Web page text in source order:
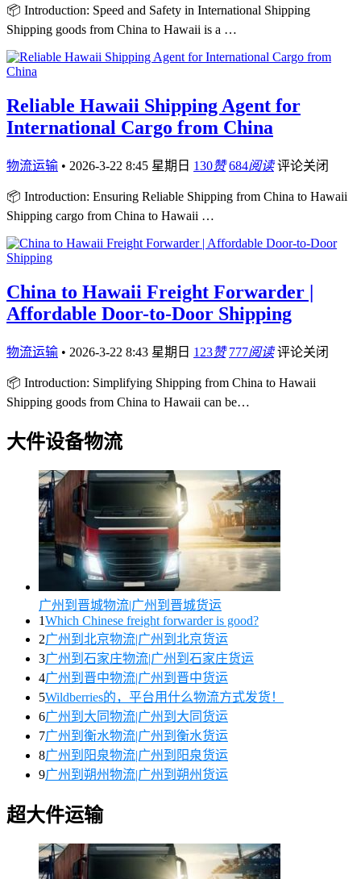
📦 Introduction: Speed and Safety in International Shipping
Shipping goods from China to Hawaii is a …
Reliable Hawaii Shipping Agent for
International Cargo from China
物流运输 • 2026-3-22 8:45 星期日 130赞 684阅读 评论关闭
📦 Introduction: Ensuring Reliable Shipping from China to Hawaii
Shipping cargo from China to Hawaii …
China to Hawaii Freight Forwarder |
Affordable Door-to-Door Shipping
物流运输 • 2026-3-22 8:43 星期日 123赞 777阅读 评论关闭
📦 Introduction: Simplifying Shipping from China to Hawaii
Shipping goods from China to Hawaii can be…
大件设备物流
广州到晋城物流|广州到晋城货运
1Which Chinese freight forwarder is good?
2广州到北京物流|广州到北京货运
3广州到石家庄物流|广州到石家庄货运
4广州到晋中物流|广州到晋中货运
5Wildberries的，平台用什么物流方式发货！
6广州到大同物流|广州到大同货运
7广州到衡水物流|广州到衡水货运
8广州到阳泉物流|广州到阳泉货运
9广州到朔州物流|广州到朔州货运
超大件运输